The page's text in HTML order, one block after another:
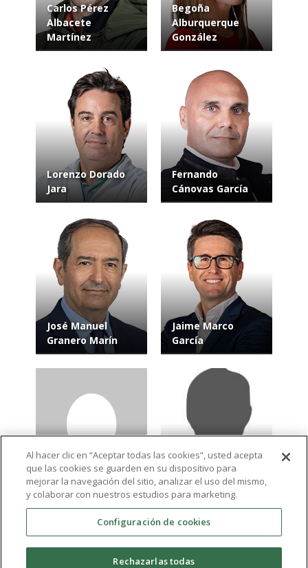
Carlos Pérez
Albacete
Martínez
Begoña
Alburquerque
González
Lorenzo Dorado
Jara
Fernando
Cánovas García
José Manuel
Granero Marín
Jaime Marco
García
Leticia del Río
Medel
Natalia Martínez
Jiménez
Al hacer clic en “Aceptar todas las cookies”, usted acepta
que las cookies se guarden en su dispositivo para
mejorar la navegación del sitio, analizar el uso del mismo,
y colaborar con nuestros estudios para marketing.
Configuración de cookies
Rechazarlas todas